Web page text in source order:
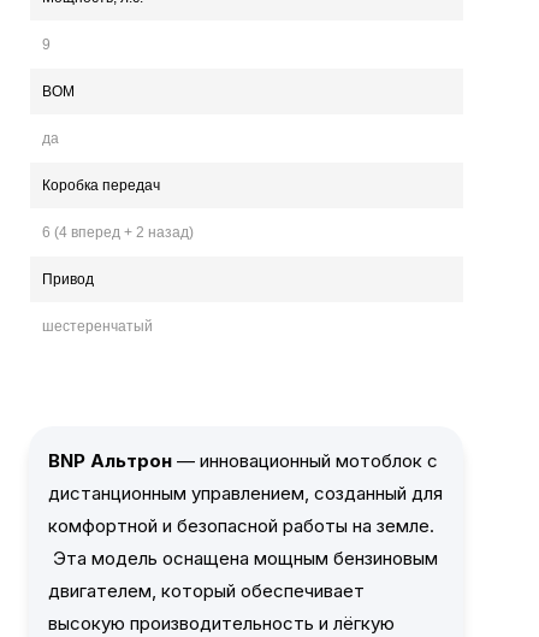
9
ВОМ
да
Коробка передач
6 (4 вперед + 2 назад)
Привод
шестеренчатый
BNP Альтрон — инновационный мотоблок с
дистанционным управлением, созданный для
комфортной и безопасной работы на земле.
Эта модель оснащена мощным бензиновым
двигателем, который обеспечивает
высокую производительность и лёгкую